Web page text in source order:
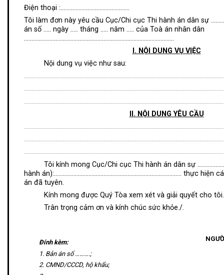
Điện thoại :……………………………………….
Tôi làm đơn này yêu cầu Cục/Chi cục Thi hành án dân sự
án số ….. ngày ….. tháng ….. năm ….. của Toà án nhân dân
……………………………………………………………………………………….
I. NỘI DUNG VỤ VIỆC
Nội dung vụ việc như sau:
II. NỘI DUNG YÊU CẦU
Tôi kính mong Cục/Chi cục Thi hành án dân sự
hành án):………………………………………………………………….……… thực hiện
án đã tuyên.
Kính mong được Quý Tòa xem xét và giải quyết cho tôi.
Trân trọng cảm ơn và kính chúc sức khỏe./.
Đính kèm:
1. Bản án số ……….;
2. CMND/CCCD, hộ khẩu;